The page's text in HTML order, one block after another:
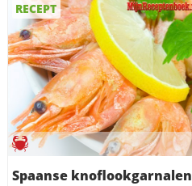
RECEPT
Spaanse knoflookgarnalen